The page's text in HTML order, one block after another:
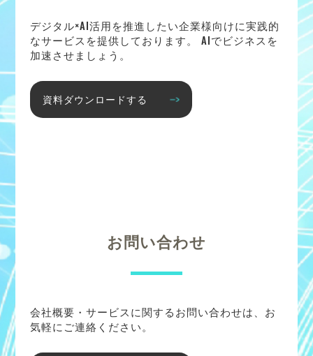
デジタル×AI活用を推進したい企業様向けに実践的
なサービスを提供しております。 AIでビジネスを
加速させましょう。
資料ダウンロードする
お問い合わせ
会社概要・サービスに関するお問い合わせは、お
気軽にご連絡ください。